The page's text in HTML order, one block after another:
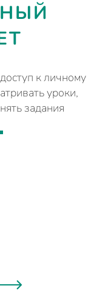
к личному
уроки,
задания